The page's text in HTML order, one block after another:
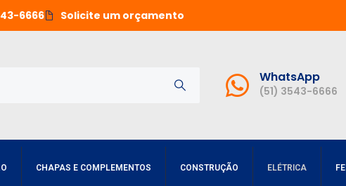
6666 Solicite um orçamento
WhatsApp
(51) 3543-6666
CHAPAS E COMPLEMENTOS CONSTRUÇÃO ELÉTRICA